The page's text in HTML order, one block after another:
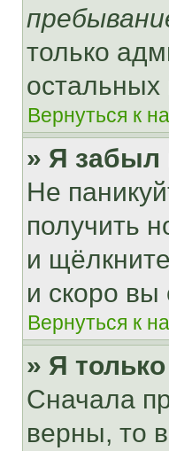
только
Вернуться к
» Я забыл
Не
получить
и
и скоро
Вернуться к
» Я
Сначала
верны, то